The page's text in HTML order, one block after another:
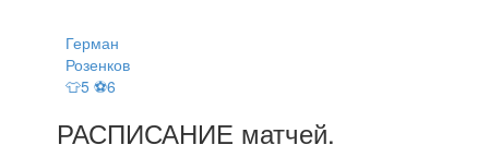
Герман
Розенков
👕5 ⚽6
РАСПИСАНИЕ матчей.